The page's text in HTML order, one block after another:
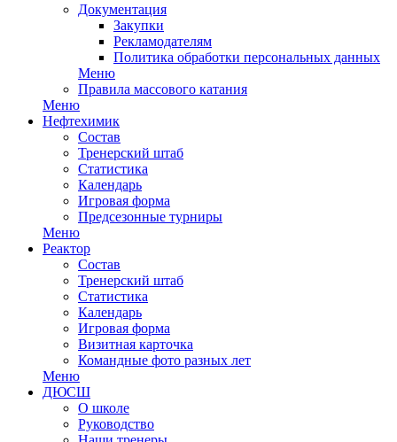
Документация
Закупки
Рекламодателям
Политика обработки персональных данных
Меню
Правила массового катания
Меню
Нефтехимик
Состав
Тренерский штаб
Статистика
Календарь
Игровая форма
Предсезонные турниры
Меню
Реактор
Состав
Тренерский штаб
Статистика
Календарь
Игровая форма
Визитная карточка
Командные фото разных лет
Меню
ДЮСШ
О школе
Руководство